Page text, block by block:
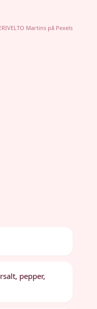
Martinspå Pexels
pepper,